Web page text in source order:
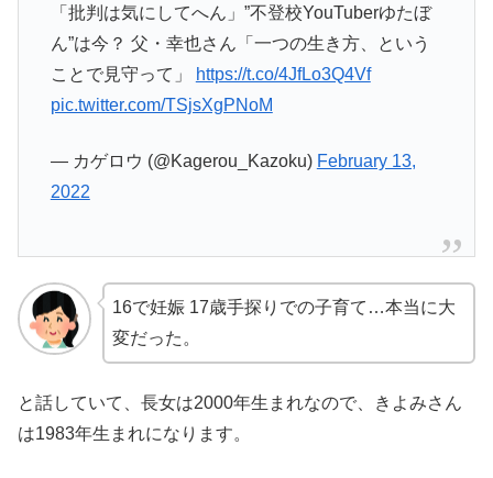
「批判は気にしてへん」”不登校YouTuberゆたぼ
ん”は今？ 父・幸也さん「一つの生き方、という
ことで見守って」
https://t.co/4JfLo3Q4Vf
pic.twitter.com/TSjsXgPNoM
— カゲロウ (@Kagerou_Kazoku) February 13,
2022
16で妊娠 17歳手探りでの子育て…本当に大
変だった。
と話していて、長女は2000年生まれなので、きよみさん
は1983年生まれになります。